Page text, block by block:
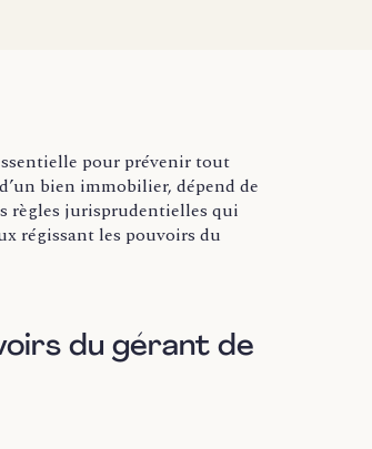
pour prévenir tout
bien immobilier, dépend de
règles jurisprudentielles qui
régissant les pouvoirs du
du gérant de